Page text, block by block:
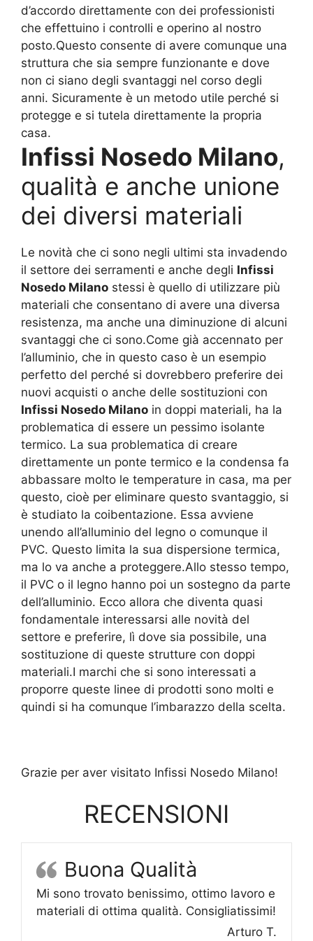
d’accordo direttamente con dei professionisti
che effettuino i controlli e operino al nostro
posto.Questo consente di avere comunque una
struttura che sia sempre funzionante e dove
non ci siano degli svantaggi nel corso degli
anni. Sicuramente è un metodo utile perché si
protegge e si tutela direttamente la propria
casa.
Infissi Nosedo Milano,
qualità e anche unione
dei diversi materiali
Le novità che ci sono negli ultimi sta invadendo
il settore dei serramenti e anche degli Infissi
Nosedo Milano stessi è quello di utilizzare più
materiali che consentano di avere una diversa
resistenza, ma anche una diminuzione di alcuni
svantaggi che ci sono.Come già accennato per
l’alluminio, che in questo caso è un esempio
perfetto del perché si dovrebbero preferire dei
nuovi acquisti o anche delle sostituzioni con
Infissi Nosedo Milano in doppi materiali, ha la
problematica di essere un pessimo isolante
termico. La sua problematica di creare
direttamente un ponte termico e la condensa fa
abbassare molto le temperature in casa, ma per
questo, cioè per eliminare questo svantaggio, si
è studiato la coibentazione. Essa avviene
unendo all’alluminio del legno o comunque il
PVC. Questo limita la sua dispersione termica,
ma lo va anche a proteggere.Allo stesso tempo,
il PVC o il legno hanno poi un sostegno da parte
dell’alluminio. Ecco allora che diventa quasi
fondamentale interessarsi alle novità del
settore e preferire, lì dove sia possibile, una
sostituzione di queste strutture con doppi
materiali.I marchi che si sono interessati a
proporre queste linee di prodotti sono molti e
quindi si ha comunque l’imbarazzo della scelta.
Grazie per aver visitato Infissi Nosedo Milano!
RECENSIONI
Buona Qualità
Mi sono trovato benissimo, ottimo lavoro e
materiali di ottima qualità. Consigliatissimi!
Arturo T.